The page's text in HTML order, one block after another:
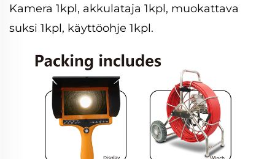
Kamera 1kpl, akkulataja 1kpl, muokattava
suksi 1kpl, käyttöohje 1kpl.